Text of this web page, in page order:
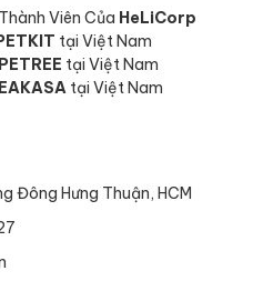
Viên Của HeLiCorp
tại Việt Nam
PETREE tại Việt Nam
tại Việt Nam
Đông Hưng Thuận, HCM